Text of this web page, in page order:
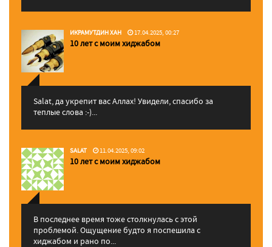
ИКРАМУТДИН ХАН 17.04.2025, 00:27
10 лет с моим хиджабом
Salat, да укрепит вас Аллаx! Увидели, спасибо за
теплые слова :-)...
SALAT 11.04.2025, 09:02
10 лет с моим хиджабом
В последнее время тоже столкнулась с этой
проблемой. Ощущение будто я поспешила с
хиджабом и рано по...